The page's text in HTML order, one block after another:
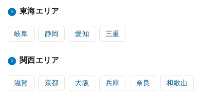
東海エリア
岐阜 静岡 愛知 三重
関西エリア
滋賀 京都 大阪 兵庫 奈良 和歌山